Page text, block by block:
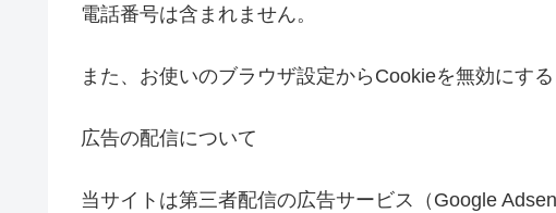
電話番号は含まれません。
また、お使いのブラウザ設定からCookieを無効にする
広告の配信について
当サイトは第三者配信の広告サービス（Google